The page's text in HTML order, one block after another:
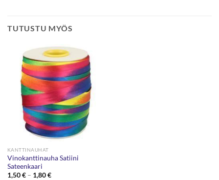
TUTUSTU MYÖS
KANTTINAUHAT
Vinokanttinauha Satiini
Sateenkaari
1,50€ – 1,80€Hintaluokka: